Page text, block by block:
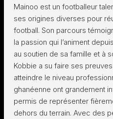
Mainoo est un footballeur
ses origines diverses pour
football. Son parcours
la passion qui l’animent
au soutien de sa famille et à
Kobbie a su faire ses
atteindre le niveau
ghanéenne ont grandement
permis de représenter
dehors du terrain. Avec des